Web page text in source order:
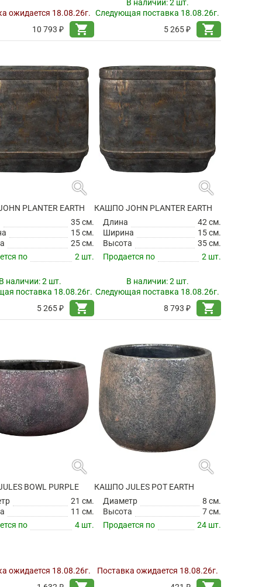
ожидается 18.08.26г.
10 793 ₽
shopping_cart
В наличии:2 шт.
Следующая поставка 18.08.26г.
5 265 ₽
shopping_cart
search
PLANTER EARTH
35 см.
15 см.
25 см.
по
2 шт.
наличии:2 шт.
поставка 18.08.26г.
5 265 ₽
shopping_cart
search
КАШПО JOHN PLANTER EARTH
Длина
42 см.
Ширина
15 см.
Высота
35 см.
Продается по
2 шт.
В наличии:2 шт.
Следующая поставка 18.08.26г.
8 793 ₽
shopping_cart
search
BOWL PURPLE
21 см.
11 см.
по
4 шт.
ожидается 18.08.26г.
search
КАШПО JULES POT EARTH
Диаметр
8 см.
Высота
7 см.
Продается по
24 шт.
Поставка ожидается 18.08.26г.